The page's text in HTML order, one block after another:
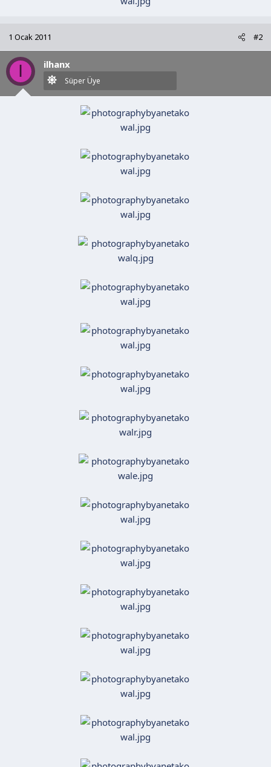
1 Ocak 2011 #2
I ilhanx
Süper Üye